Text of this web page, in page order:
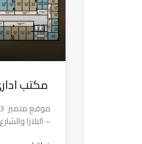
مكتب اداري
– البلازا